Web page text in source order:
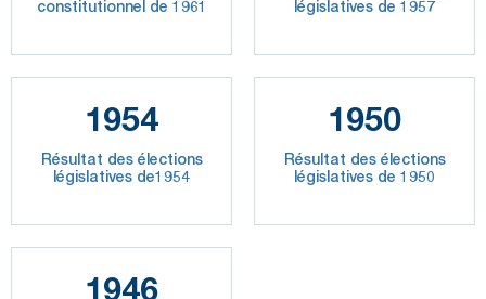
constitutionnel de 1961
législatives de 1957
1954
Résultat des élections
législatives de1954
1950
Résultat des élections
législatives de 1950
1946